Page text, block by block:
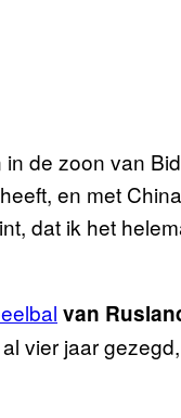
de zoon van
en met
dat ik het
van
vier jaar